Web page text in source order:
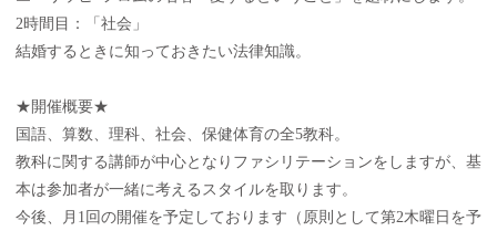
2時間目：「社会」
結婚するときに知っておきたい法律知識。
★開催概要★
国語、算数、理科、社会、保健体育の全5教科。
教科に関する講師が中心となりファシリテーションをしますが、基
本は参加者が一緒に考えるスタイルを取ります。
今後、月1回の開催を予定しております（原則として第2木曜日を予